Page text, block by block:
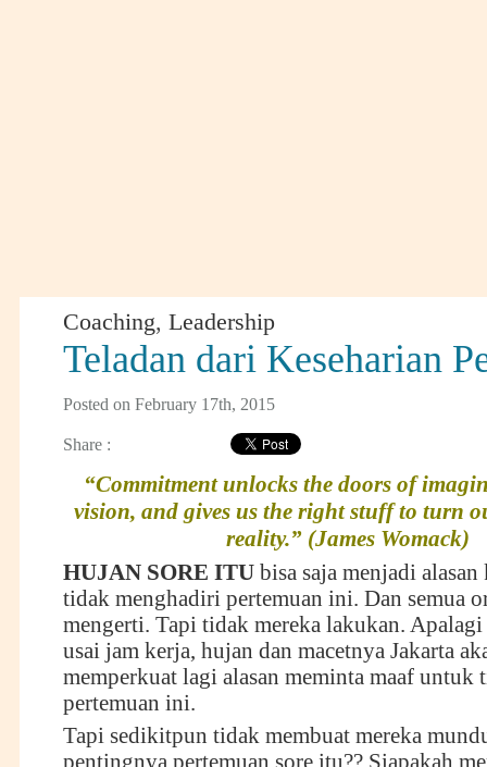
Coaching, Leadership
Teladan dari Keseharian
Posted on February 17th, 2015
Share :
“Commitment unlocks the doors of
vision, and gives us the right stuff to turn
reality.” (James Womack)
HUJAN SORE ITUbisa saja menjadi
tidak menghadiri pertemuan ini. Dan semua
mengerti. Tapi tidak mereka lakukan. Apalagi
usai jam kerja, hujan dan macetnya Jakarta
memperkuat lagi alasan meminta maaf untuk
pertemuan ini.
Tapi sedikitpun tidak membuat mereka
pentingnya pertemuan sore itu?? Siapakah